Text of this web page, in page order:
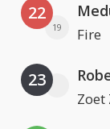
22
19 Fire
23